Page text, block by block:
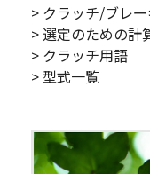
> クラッチ/ブレ
> 選定のための計
> クラッチ用語
> 型式一覧